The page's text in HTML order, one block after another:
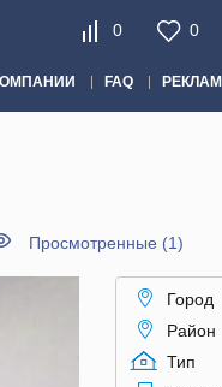
0 0
FAQ
Просмотренные (1)
Город
Район
Тип